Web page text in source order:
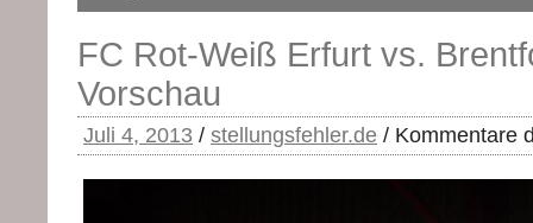
FC Rot-Weiß Erfurt vs.
Vorschau
Juli 4, 2013 / stellungsfehler.de / Kommentare